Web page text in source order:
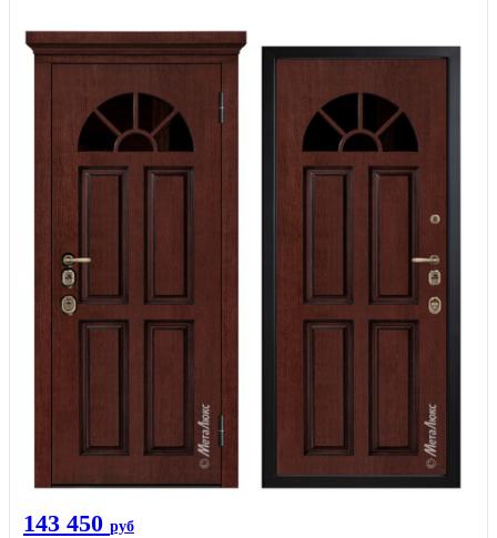
143 450 руб